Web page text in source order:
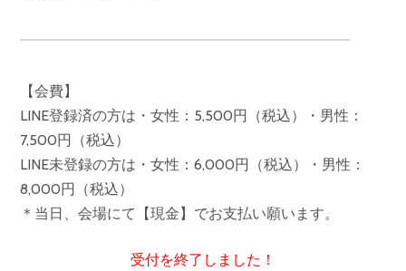
【会費】
LINE登録済の方は・女性：5,500円（税込）・男性：
7,500円（税込）
LINE未登録の方は・女性：6,000円（税込）・男性：
8,000円（税込）
＊当日、会場にて【現金】でお支払い願います。
受付を終了しました！